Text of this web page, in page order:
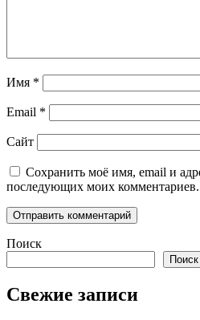
Имя *
Email *
Сайт
Сохранить моё имя, email и
последующих моих комментариев.
Поиск
Поиск
Свежие записи